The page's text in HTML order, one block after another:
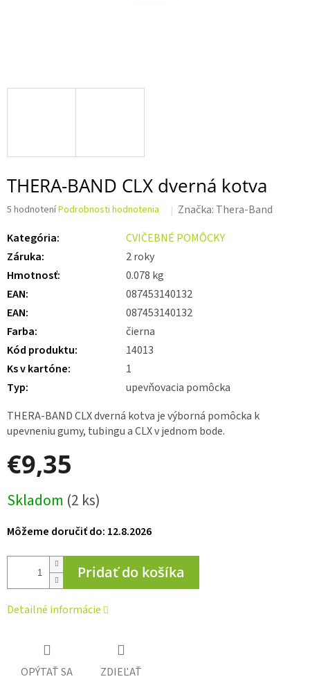
THERA-BAND CLX dverná kotva
Priemerné
produktu
3,8
z 5
hviezdičiek.
5 hodnoteníPodrobnosti hodnotenia Značka: Thera-Band
Kategória:
CVIČEBNÉ POMÔCKY
Záruka:
2 roky
Hmotnosť:
0.078 kg
EAN:
087453140132
EAN:
087453140132
Farba:
čierna
Kód produktu:
14013
Ks v kartóne:
1
Typ:
upevňovacia pomôcka
THERA-BAND CLX dverná kotva je výborná pomôcka k
upevneniu gumy, tubingu a CLX v jednom bode.
€9,35
Jednotková
cena:
Skladom (2 ks)
Môžeme doručiť do: 12.8.2026
Pridať do košíka
Detailné informácie
OPÝTAŤ SA ZDIEĽAŤ